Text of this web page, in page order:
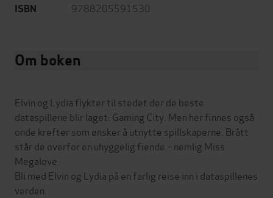
ISBN 9788205591530
Om boken
Elvin og Lydia flykter til stedet der de beste
dataspillene blir laget: Gaming City. Men her finnes også
onde krefter som ønsker å utnytte spillskaperne. Brått
står de overfor en uhyggelig fiende – nemlig Miss
Megalove.
Bli med Elvin og Lydia på en farlig reise inn i dataspillenes
verden.